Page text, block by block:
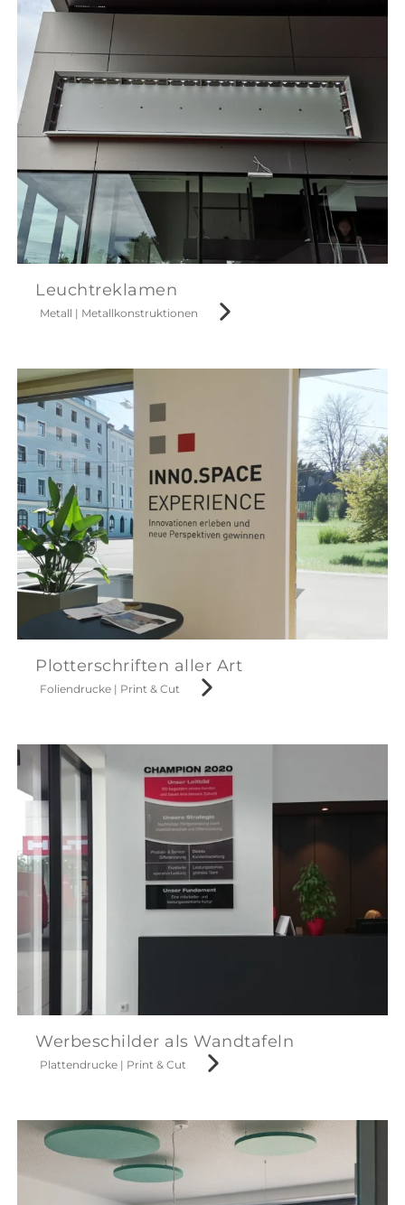
Leuchtreklamen
Metall | Metallkonstruktionen
Plotterschriften aller Art
Foliendrucke | Print & Cut
Werbeschilder als Wandtafeln
Plattendrucke | Print & Cut